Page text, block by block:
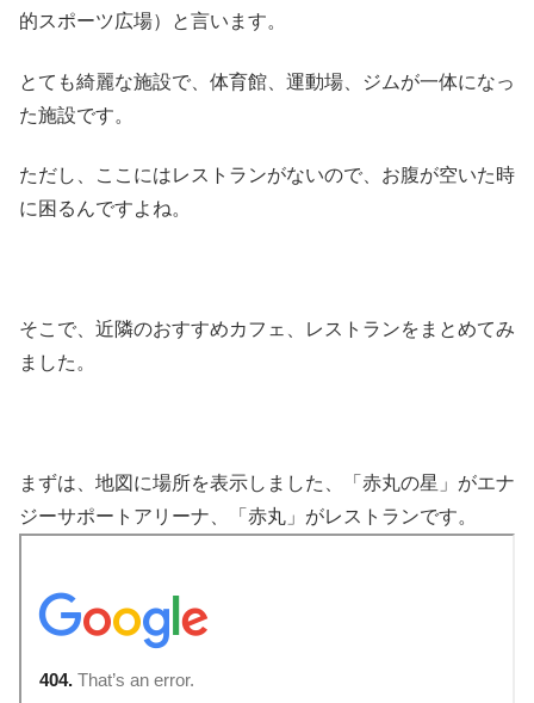
的スポーツ広場）と言います。
とても綺麗な施設で、体育館、運動場、ジムが一体になっ
た施設です。
ただし、ここにはレストランがないので、お腹が空いた時
に困るんですよね。
そこで、近隣のおすすめカフェ、レストランをまとめてみ
ました。
まずは、地図に場所を表示しました、「赤丸の星」がエナ
ジーサポートアリーナ、「赤丸」がレストランです。